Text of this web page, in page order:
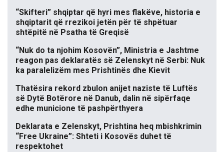
“Skifteri” shqiptar që hyri mes flakëve, historia e
shqiptarit që rrezikoi jetën për të shpëtuar
shtëpitë në Psatha të Greqisë
“Nuk do ta njohim Kosovën”, Ministria e Jashtme
reagon pas deklaratës së Zelenskyt në Serbi: Nuk
ka paralelizëm mes Prishtinës dhe Kievit
Thatësira rekord zbulon anijet naziste të Luftës
së Dytë Botërore në Danub, dalin në sipërfaqe
edhe municione të pashpërthyera
Deklarata e Zelenskyt, Prishtina heq mbishkrimin
“Free Ukraine”: Shteti i Kosovës duhet të
respektohet